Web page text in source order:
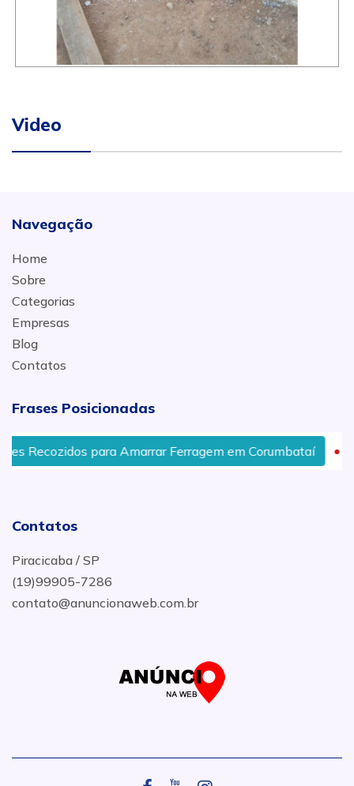
Video
Navegação
Home
Sobre
Categorias
Empresas
Blog
Contatos
Frases Posicionadas
para Amarrar Ferragem em Corumbataí
Contatos
Piracicaba / SP
(19)99905-7286
contato@anuncionaweb.com.br